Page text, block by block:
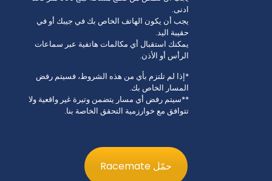
ادنى.
يجب أن يكون الهاتف الخاص بك في جيبك أو في
حقيبة اليد.
يمكنك استقبال أي مكالمات هاتفية عبر سماعات
الرأس أو الأذن.
*إذا لم تلتزم بأي من هذه الشروط، فسيتم رفض
المسار الخاص بك.
**سيتم رفض أي مسار يتضمن وتيرة غير واقعية ولا
تتوافق مع خوارزمية التحقق الخاصة بنا.
حمّل Racemate